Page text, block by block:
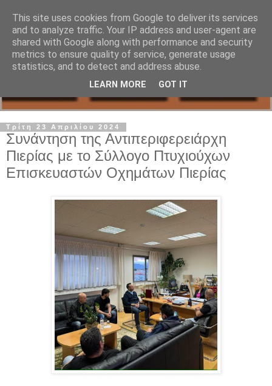
Τρίτη 23 Απριλίου 2024
Συνάντηση της Αντιπεριφερειάρχη
Πιερίας με το Σύλλογο Πτυχιούχων
Επισκευαστών Οχημάτων Πιερίας
This site uses cookies from Google to deliver its services
and to analyze traffic. Your IP address and user-agent are
shared with Google along with performance and security
metrics to ensure quality of service, generate usage
statistics, and to detect and address abuse.
LEARN MORE GOT IT